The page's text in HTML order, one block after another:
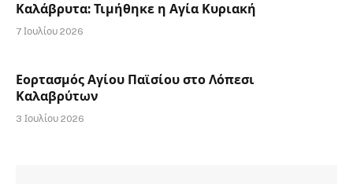
Καλάβρυτα: Τιμήθηκε η Αγία Κυριακή
7 Ιουλίου 2026
Εορτασμός Αγίου Παϊσίου στο Λόπεσι
Καλαβρύτων
3 Ιουλίου 2026